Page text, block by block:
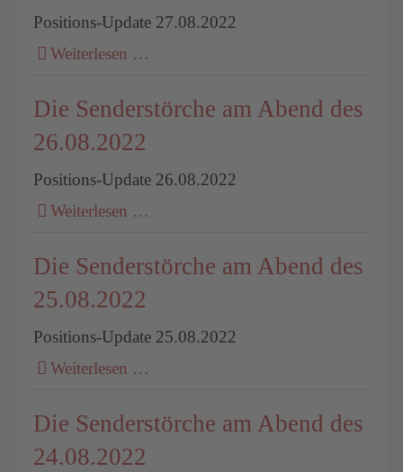
Positions-Update 27.08.2022
Weiterlesen …
Die Senderstörche am Abend des
26.08.2022
Positions-Update 26.08.2022
Weiterlesen …
Die Senderstörche am Abend des
25.08.2022
Positions-Update 25.08.2022
Weiterlesen …
Die Senderstörche am Abend des
24.08.2022